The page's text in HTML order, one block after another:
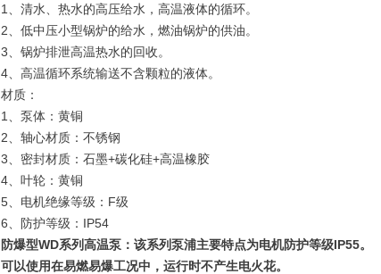
1、清水、热水的高压给水，高温液体的循环。
2、低中压小型锅炉的给水，燃油锅炉的供油。
3、锅炉排泄高温热水的回收。
4、高温循环系统输送不含颗粒的液体。
材质：
1、泵体：黄铜
2、轴心材质：不锈钢
3、密封材质：石墨+碳化硅+高温橡胶
4、叶轮：黄铜
5、电机绝缘等级：F级
6、防护等级：IP54
防爆型WD系列高温泵：该系列泵浦主要特点为电机防护等级IP55。
可以使用在易燃易爆工况中，运行时不产生电火花。